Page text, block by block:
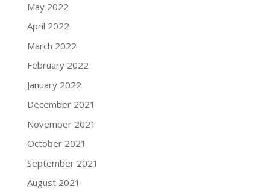
May 2022
April 2022
March 2022
February 2022
January 2022
December 2021
November 2021
October 2021
September 2021
August 2021